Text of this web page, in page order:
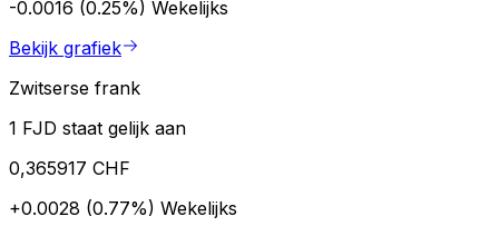
-0.0016 (0.25%) Wekelijks
Bekijk grafiek
Zwitserse frank
1 FJD staat gelijk aan
0,365917 CHF
+0.0028 (0.77%) Wekelijks